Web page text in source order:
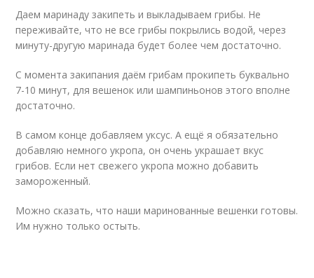
Даем маринаду закипеть и выкладываем грибы. Не
переживайте, что не все грибы покрылись водой, через
минуту-другую маринада будет более чем достаточно.
С момента закипания даём грибам прокипеть буквально
7-10 минут, для вешенок или шампиньонов этого вполне
достаточно.
В самом конце добавляем уксус. А ещё я обязательно
добавляю немного укропа, он очень украшает вкус
грибов. Если нет свежего укропа можно добавить
замороженный.
Можно сказать, что наши маринованные вешенки готовы.
Им нужно только остыть.